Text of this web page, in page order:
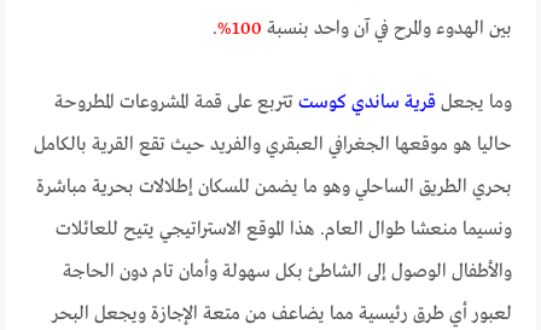
بين الهدوء والمرح في آن واحد بنسبة 100%
.
وما يجعل قرية ساندي كوست تتربع على قمة المشروعات المطروحة
حاليا هو موقعها الجغرافي العبقري والفريد حيث تقع القرية بالكامل
بحري الطريق الساحلي وهو ما يضمن للسكان إطلالات بحرية مباشرة
ونسيما منعشا طوال العام. هذا الموقع الاستراتيجي يتيح للعائلات
والأطفال الوصول إلى الشاطئ بكل سهولة وأمان تام دون الحاجة
لعبور أي طرق رئيسية مما يضاعف من متعة الإجازة ويجعل البحر